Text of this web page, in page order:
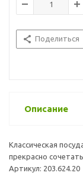
Поделиться
Описание
Классическая
прекрасно
Артикул: 203.624.20